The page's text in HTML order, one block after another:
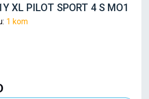
XL PILOT SPORT 4 S MO1
1 kom